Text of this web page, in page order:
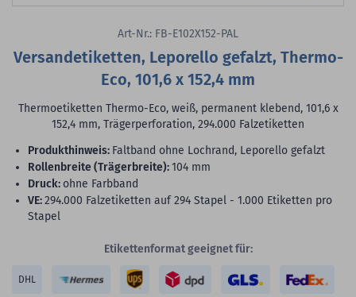
Art-Nr.: FB-E102X152-PAL
Versandetiketten, Leporello gefalzt, Thermo-
Eco, 101,6 x 152,4 mm
Thermoetiketten Thermo-Eco, weiß, permanent klebend, 101,6 x
152,4 mm, Trägerperforation, 294.000 Falzetiketten
Produkthinweis: Faltband ohne Lochrand, Leporello gefalzt
Rollenbreite (Trägerbreite):104 mm
Druck: ohne Farbband
VE:294.000 Falzetiketten auf 294 Stapel - 1.000 Etiketten pro
Stapel
Etikettenformat geeignet für:
DHL